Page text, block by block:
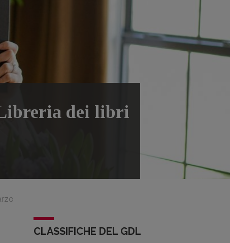
dei libri
CLASSIFICHE DEL GDL